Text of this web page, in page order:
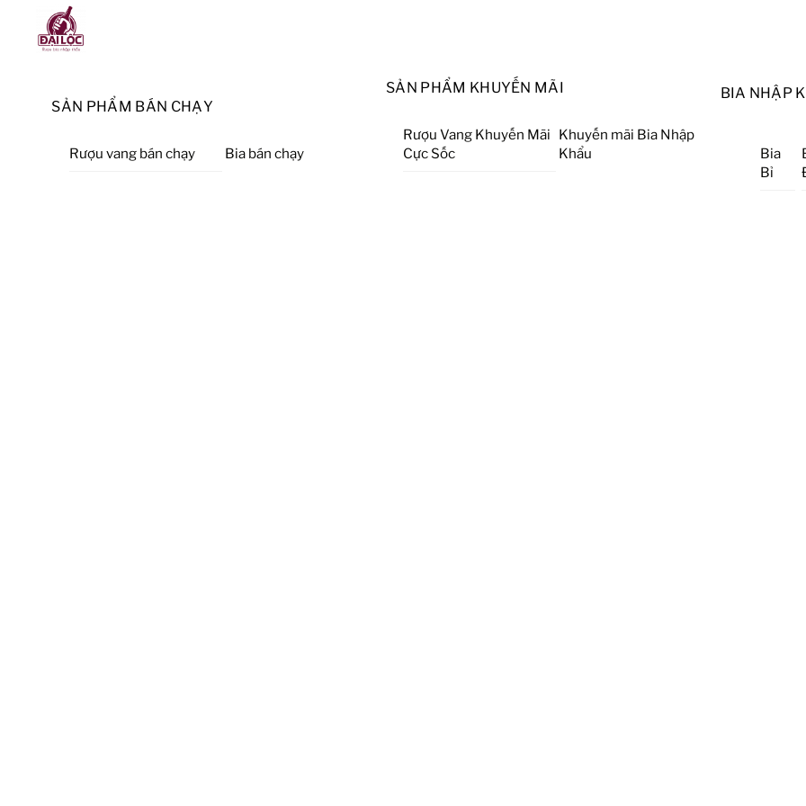
Menu
SẢN PHẨM BÁN CHẠY
Rượu vang bán chạy Bia bán chạy
SẢN PHẨM KHUYẾN MÃI
Rượu Vang Khuyến Mãi
Cực Sốc
Khuyến mãi Bia Nhập
Khẩu
BIA NHẬP
Bia
Bỉ